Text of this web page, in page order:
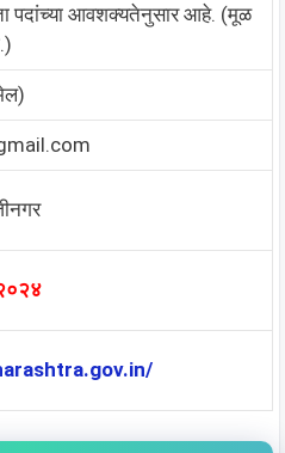
पदांच्या आवशक्यतेनुसार आहे. (मूळ